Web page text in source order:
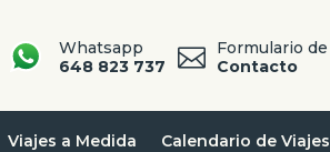
Whatsapp
648 823 737

Formulario de
Contacto
Viajes a Medida Calendario de Viajes